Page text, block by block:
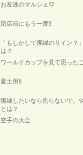
お友達のマルシェ♡
閉店前にもう一度!!
「もしかして復縁のサイン？
は？
ワールドカップを見て思った
夏土用!!
復縁したいなら焦らないで。
とは？
空手の大会